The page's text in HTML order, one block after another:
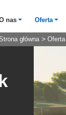
nas Oferta
Strona główna Oferta